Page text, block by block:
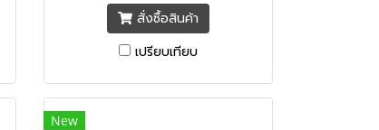
สั่งซื้อสินค้า
เปรียบเทียบ
New